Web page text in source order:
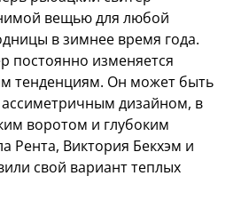
вещью для любой
в зимнее время года.
постоянно изменяется
тенденциям. Он может быть
дизайном, в
воротом и глубоким
Рента, Виктория Бекхэм и
свой вариант теплых